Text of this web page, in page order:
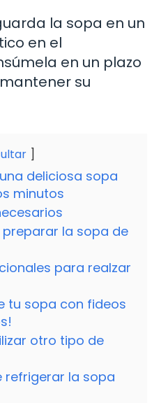
la sopa en un
en el
en un plazo
su
deliciosa sopa
minutos
preparar la sopa de
para realzar
tu sopa con fideos
otro tipo de
refrigerar la sopa